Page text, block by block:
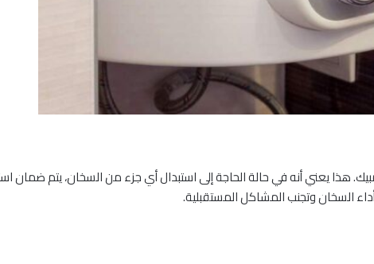
هذا يعني أنه في حالة الحاجة إلى استبدال أي جزء من السخان، يتم ضمان
السخان وتجنب المشاكل المستقبلية.